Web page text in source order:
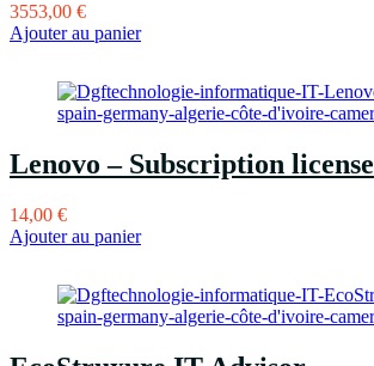
3553,00 €
Ajouter au panier
Lenovo – Subscription license
14,00 €
Ajouter au panier